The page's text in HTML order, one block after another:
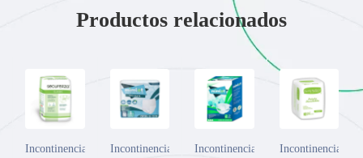
Productos relacionados
Incontinencia Incontinencia Incontinencia Incontinencia